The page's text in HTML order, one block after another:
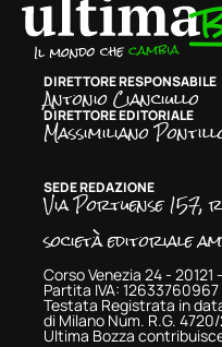
DIRETTORE RESPONSABILE
Antonio Cianciullo
DIRETTORE EDITORIALE
Massimiliano
SEDE REDAZIONE
Via Portuense 157,
società editoriale
Corso Venezia 24 - 20121
Partita IVA: 12633760967
Testata Registrata in
di Milano Num. R.G.
Ultima Bozza